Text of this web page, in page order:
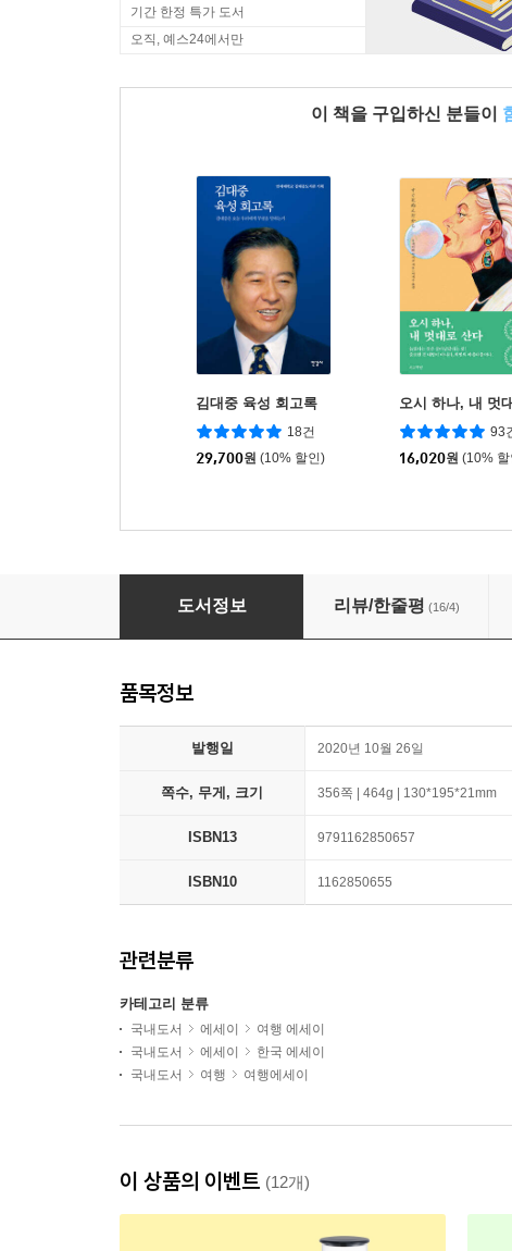
기간 한정 특가 도서
오직, 예스24에서만
이 책을 구입하신 분들이
김대중 육성 회고록
18건
29,700원 (10% 할인)
오시 하나, 내 멋
93
16,020원 (10%
바람이 분다, 걸어야겠다
도서정보 리뷰/한줄평 (16/4)
품목정보
발행일 2020년 10월 26일
쪽수, 무게, 크기 356쪽 | 464g | 130*195*21mm
ISBN13 9791162850657
ISBN10 1162850655
관련분류
카테고리 분류
국내도서 에세이
여행 에세이
국내도서
에세이
한국 에세이
국내도서
여행 여행에세이
이 상품의 이벤트 (12개)